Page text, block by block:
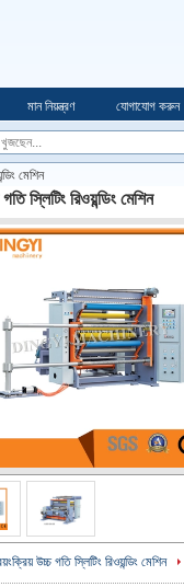
মান নিয়ন্ত্রণ যোগাযোগ করুন
মেশিন
স্লিটিং রিওয়ন্ডিং মেশিন
উচ্চ গতি স্লিটিং রিওয়ন্ডিং মেশিন